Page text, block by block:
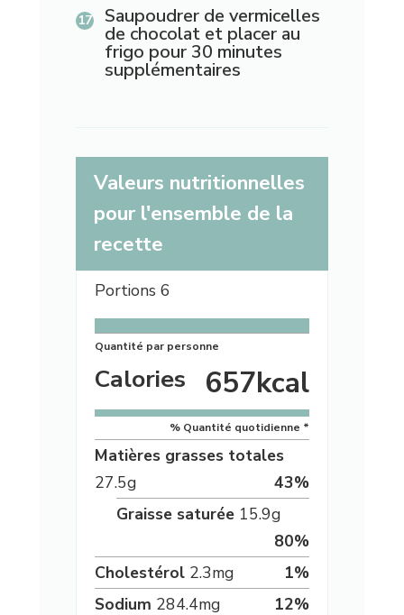
Saupoudrer de vermicelles
de chocolat et placer au
frigo pour 30 minutes
supplémentaires
Valeurs nutritionnelles
pour l'ensemble de la
recette
Portions 6
Quantité par personne
Calories 657kcal
% Quantité quotidienne *
Matières grasses totales
27.5g 43%
Graisse saturée 15.9g
80%
Cholestérol 2.3mg 1%
Sodium 284.4mg 12%